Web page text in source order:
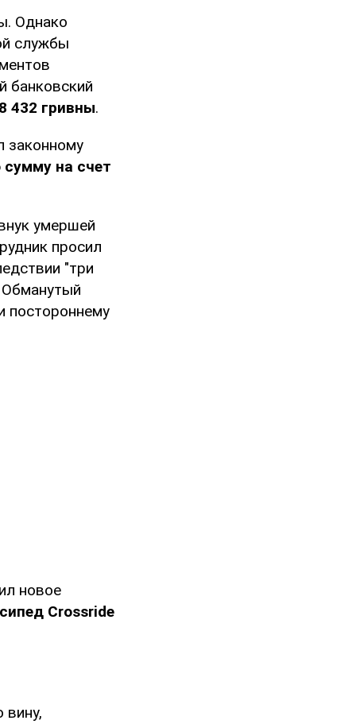
Однако
службы
банковский
432 гривны.
законному
на счет
умершей
просил
"три
Обманутый
постороннему
новое
Crossride
вину,